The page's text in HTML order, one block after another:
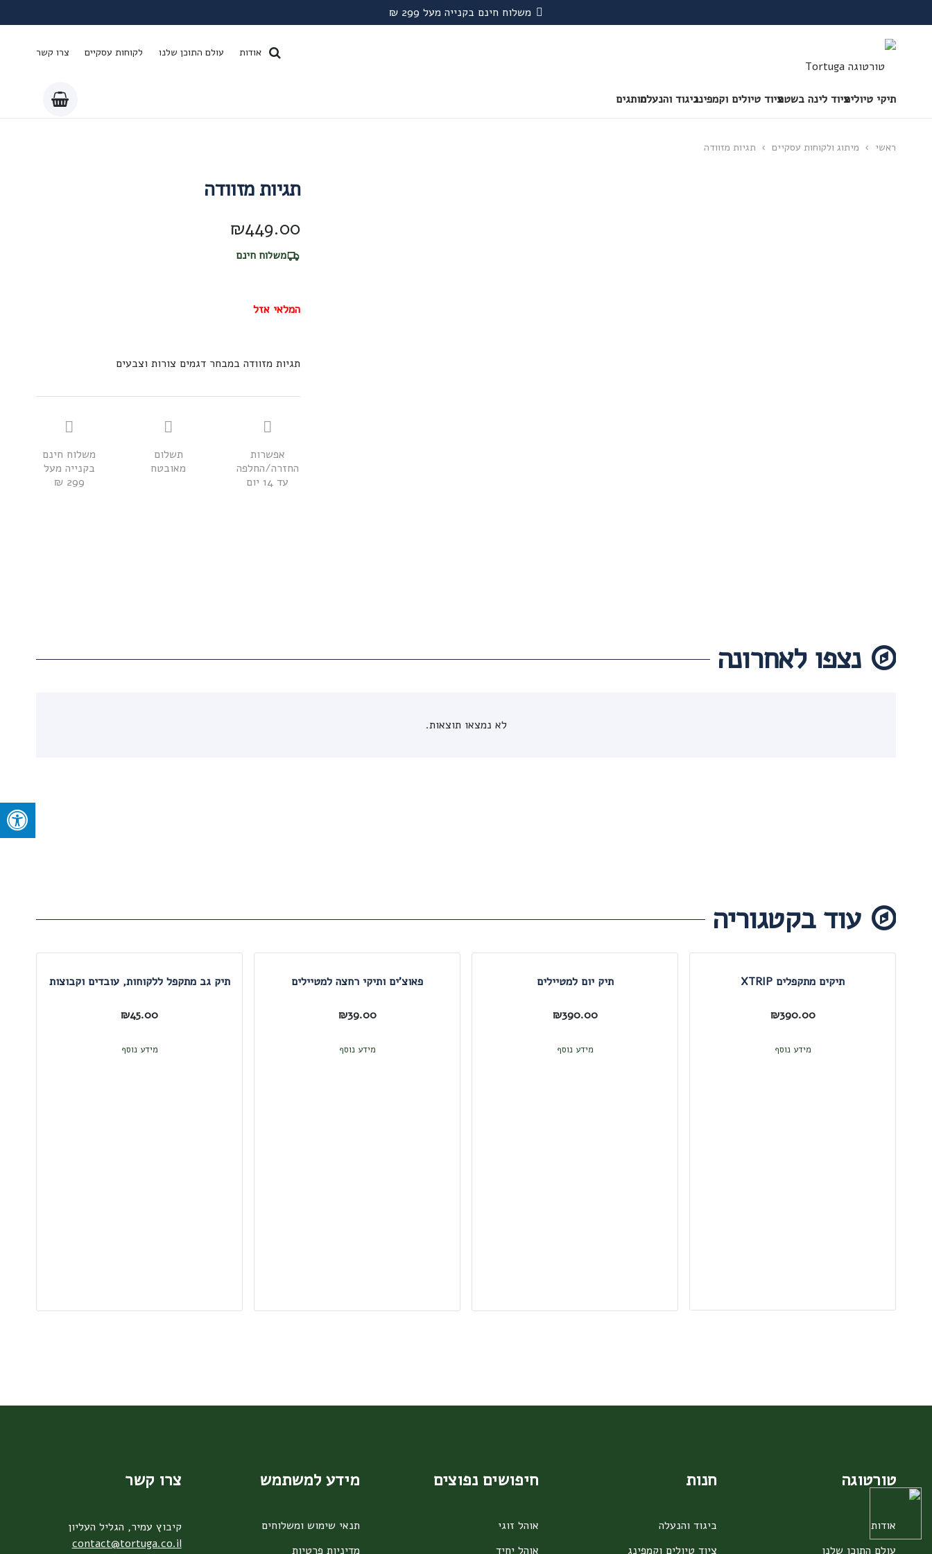
משלוח חינם בקנייה מעל 299 ₪
אודות עולם התוכן שלנו לקוחות עסקיים צרו קשר
תיקי טיוליםציוד לינה בשטחציוד טיולים וקמפינגביגוד והנעלהמותגים
ראשי › מיתוג ולקוחות עסקיים › תגיות מזוודה
תגיות מזוודה
₪449.00
משלוח חינם
המלאי אזל
תגיות מזוודה במבחר דגמים צורות וצבעים
אפשרות
החזרה/החלפה
עד 14 יום
תשלום
מאובטח
משלוח חינם
בקנייה מעל
299 ₪
נצפו לאחרונה
לא נמצאו תוצאות.
עוד בקטגוריה
תיקים מתקפלים XTRIP
₪390.00
מידע נוסף
תיק יום למטיילים
₪390.00
מידע נוסף
פאוצ'ים ותיקי רחצה למטיילים
₪39.00
מידע נוסף
תיק גב מתקפל ללקוחות, עובדים וקבוצות
₪45.00
מידע נוסף
טורטוגה
אודות
עולם התוכן שלנו
חנות
ביגוד והנעלה
ציוד טיולים וקמפינג
חיפושים נפוצים
אוהל זוגי
אוהל יחיד
מידע למשתמש
תנאי שימוש ומשלוחים
מדיניות פרטיות
צרו קשר
קיבוץ עמיר, הגליל העליון
contact@tortuga.co.il